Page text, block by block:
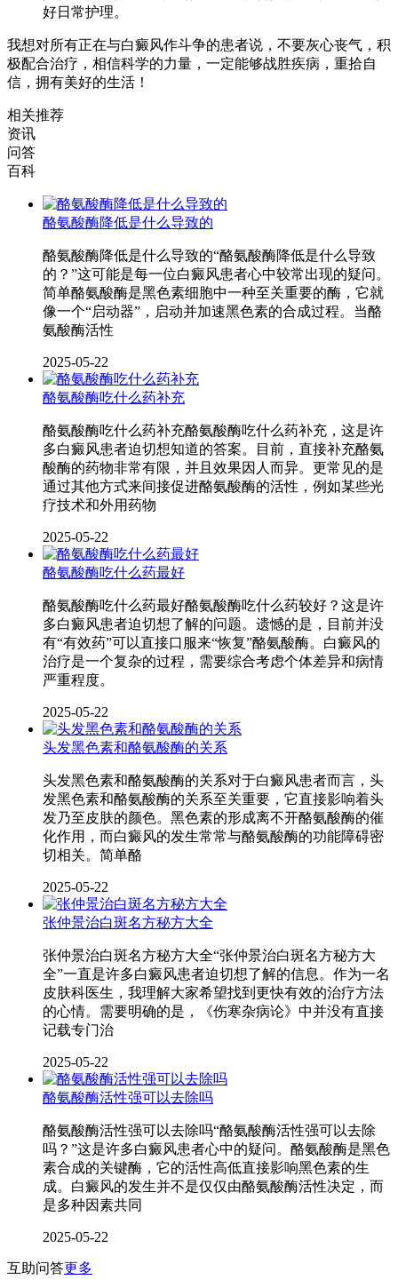
好日常护理。
我想对所有正在与白癜风作斗争的患者说，不要灰心丧气，积
极配合治疗，相信科学的力量，一定能够战胜疾病，重拾自
信，拥有美好的生活！
相关推荐
资讯
问答
百科
酪氨酸酶降低是什么导致的
酪氨酸酶降低是什么导致的“酪氨酸酶降低是什么导致
的？”这可能是每一位白癜风患者心中较常出现的疑问。
简单酪氨酸酶是黑色素细胞中一种至关重要的酶，它就
像一个“启动器”，启动并加速黑色素的合成过程。当酪
氨酸酶活性
2025-05-22
酪氨酸酶吃什么药补充
酪氨酸酶吃什么药补充酪氨酸酶吃什么药补充，这是许
多白癜风患者迫切想知道的答案。目前，直接补充酪氨
酸酶的药物非常有限，并且效果因人而异。更常见的是
通过其他方式来间接促进酪氨酸酶的活性，例如某些光
疗技术和外用药物
2025-05-22
酪氨酸酶吃什么药最好
酪氨酸酶吃什么药最好酪氨酸酶吃什么药较好？这是许
多白癜风患者迫切想了解的问题。遗憾的是，目前并没
有“有效药”可以直接口服来“恢复”酪氨酸酶。白癜风的
治疗是一个复杂的过程，需要综合考虑个体差异和病情
严重程度。
2025-05-22
头发黑色素和酪氨酸酶的关系
头发黑色素和酪氨酸酶的关系对于白癜风患者而言，头
发黑色素和酪氨酸酶的关系至关重要，它直接影响着头
发乃至皮肤的颜色。黑色素的形成离不开酪氨酸酶的催
化作用，而白癜风的发生常常与酪氨酸酶的功能障碍密
切相关。简单酪
2025-05-22
张仲景治白斑名方秘方大全
张仲景治白斑名方秘方大全“张仲景治白斑名方秘方大
全”一直是许多白癜风患者迫切想了解的信息。作为一名
皮肤科医生，我理解大家希望找到更快有效的治疗方法
的心情。需要明确的是，《伤寒杂病论》中并没有直接
记载专门治
2025-05-22
酪氨酸酶活性强可以去除吗
酪氨酸酶活性强可以去除吗“酪氨酸酶活性强可以去除
吗？”这是许多白癜风患者心中的疑问。酪氨酸酶是黑色
素合成的关键酶，它的活性高低直接影响黑色素的生
成。白癜风的发生并不是仅仅由酪氨酸酶活性决定，而
是多种因素共同
2025-05-22
互助问答更多